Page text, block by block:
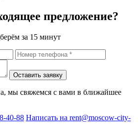
предложение?
за 15 минут
Оставить заявку
мы свяжемся с вами в ближайшее
40-88 Написать на rent@moscow-city-